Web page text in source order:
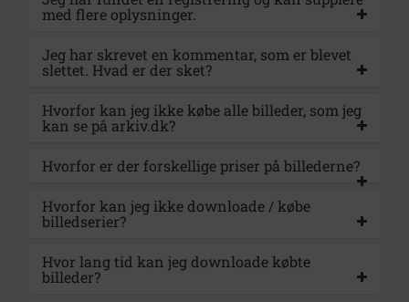
med flere oplysninger.
Jeg har skrevet en kommentar, som er blevet
slettet. Hvad er der sket?
Hvorfor kan jeg ikke købe alle billeder, som jeg
kan se på arkiv.dk?
Hvorfor er der forskellige priser på billederne?
Hvorfor kan jeg ikke downloade / købe
billedserier?
Hvor lang tid kan jeg downloade købte
billeder?